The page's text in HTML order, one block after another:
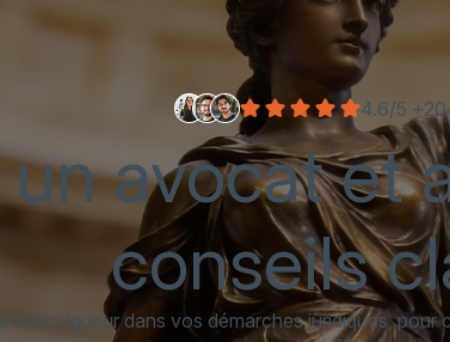
4.6/5 +20
avocat et
conseils
avec rigueur dans vos démarches juridiques,